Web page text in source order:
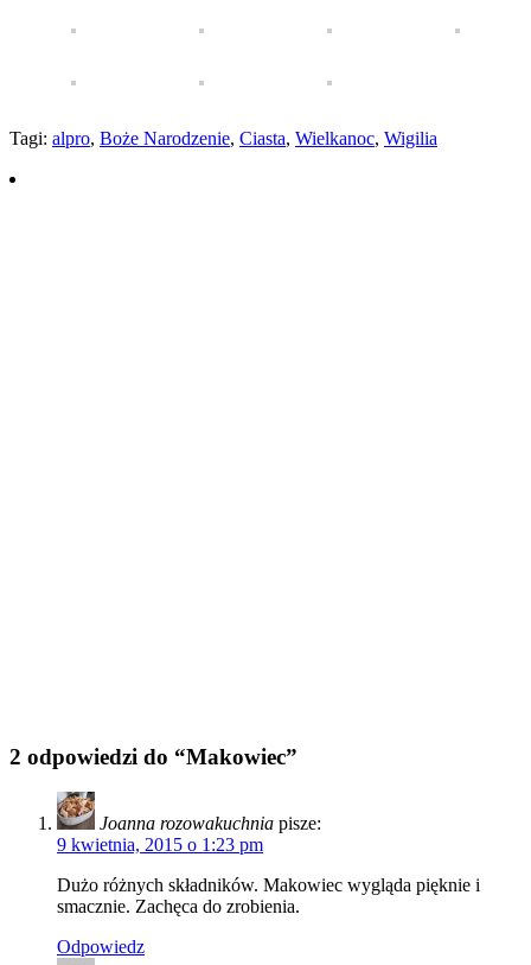
Tagi: alpro, Boże Narodzenie, Ciasta, Wielkanoc, Wigilia
2 odpowiedzi do “Makowiec”
Joanna rozowakuchnia pisze:
9 kwietnia, 2015 o 1:23 pm
Dużo różnych składników. Makowiec wygląda pięknie i
smacznie. Zachęca do zrobienia.
Odpowiedz